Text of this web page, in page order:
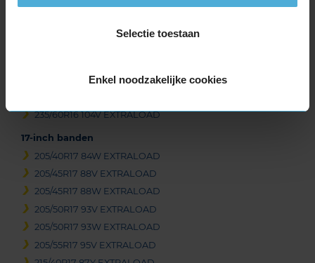
Selectie toestaan
Enkel noodzakelijke cookies
215/55R16 97V EXTRALOAD
225/55R16 99W EXTRALOAD
235/60R16 104V EXTRALOAD
17-inch banden
205/40R17 84W EXTRALOAD
205/45R17 88V EXTRALOAD
205/45R17 88W EXTRALOAD
205/50R17 93V EXTRALOAD
205/50R17 93W EXTRALOAD
205/55R17 95V EXTRALOAD